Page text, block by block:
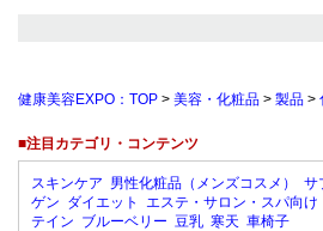
健康美容EXPO：TOP > 美容・化粧品 > 製品 >
■注目カテゴリ・コンテンツ
スキンケア 男性化粧品（メンズコスメ） サ
ゲン ダイエット エステ・サロン・スパ向け
テイン ブルーベリー 豆乳 寒天 車椅子